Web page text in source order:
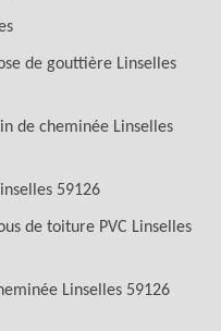
de gouttière Linselles
de cheminée Linselles
59126
de toiture PVC Linselles
Linselles 59126